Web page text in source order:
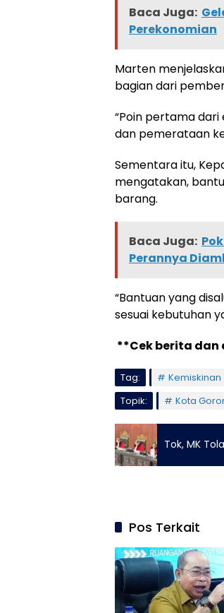
Baca Juga:
Perekonomian
Marten
bagian dari
“Poin pertama
dan pemerataan
Sementara itu,
mengatakan,
barang.
Baca Juga:
Perannya
“Bantuan yang
sesuai kebutuhan
**Cek berita
Tag: Kemiskinan
Topik:
Kota
Tok, MK
Pos Terkait